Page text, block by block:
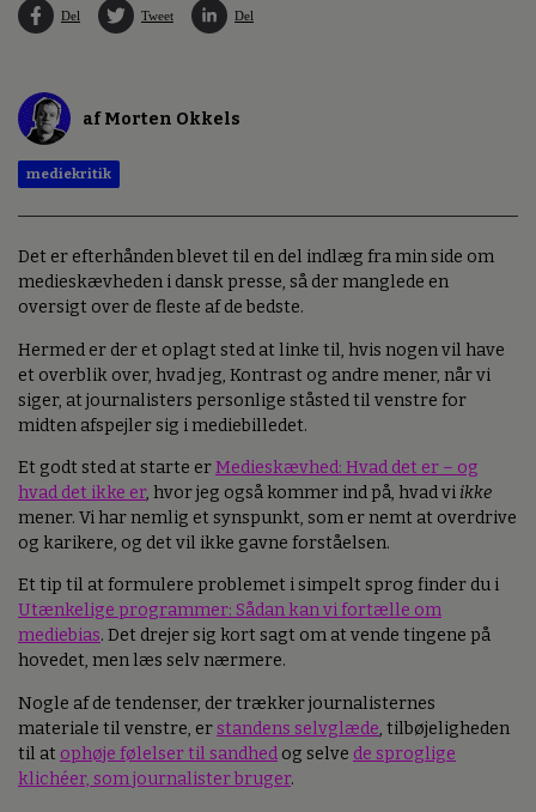
Del Tweet Del
af Morten Okkels
mediekritik
Det er efterhånden blevet til en del indlæg fra min side om
medieskævheden i dansk presse, så der manglede en
oversigt over de fleste af de bedste.
Hermed er der et oplagt sted at linke til, hvis nogen vil have
et overblik over, hvad jeg, Kontrast og andre mener, når vi
siger, at journalisters personlige ståsted til venstre for
midten afspejler sig i mediebilledet.
Et godt sted at starte erMedieskævhed: Hvad det er – og
hvad det ikke er, hvor jeg også kommer ind på, hvad vi ikke
mener. Vi har nemlig et synspunkt, som er nemt at overdrive
og karikere, og det vil ikke gavne forståelsen.
Et tip til at formulere problemet i simpelt sprog finder du i
Utænkelige programmer: Sådan kan vi fortælle om
mediebias. Det drejer sig kort sagt om at vende tingene på
hovedet, men læs selv nærmere.
Nogle af de tendenser, der trækker journalisternes
materiale til venstre, er standens selvglæde, tilbøjeligheden
til at ophøje følelser til sandhed og selve de sproglige
klichéer, som journalister bruger.